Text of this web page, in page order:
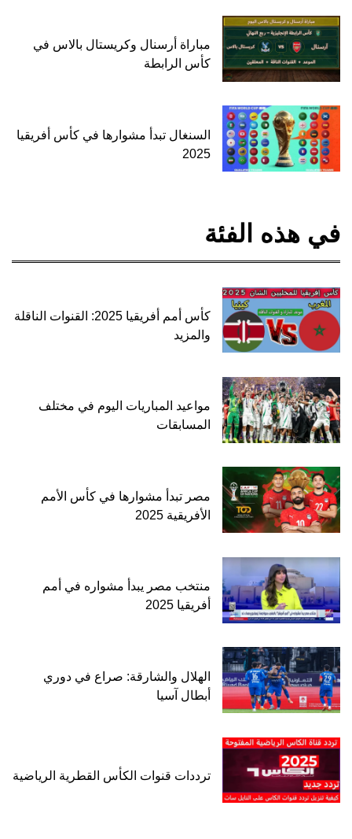
مباراة أرسنال وكريستال بالاس في
كأس الرابطة
السنغال تبدأ مشوارها في كأس أفريقيا
2025
في هذه الفئة
كأس أمم أفريقيا 2025: القنوات الناقلة
والمزيد
مواعيد المباريات اليوم في مختلف
المسابقات
مصر تبدأ مشوارها في كأس الأمم
الأفريقية 2025
منتخب مصر يبدأ مشواره في أمم
أفريقيا 2025
الهلال والشارقة: صراع في دوري
أبطال آسيا
ترددات قنوات الكأس القطرية الرياضية